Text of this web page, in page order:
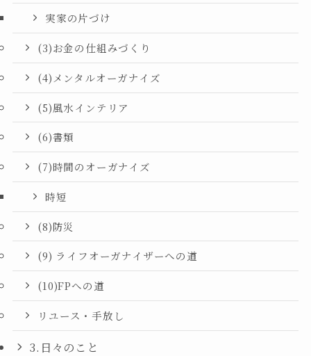
実家の片づけ
(3)お金の仕組みづくり
(4)メンタルオーガナイズ
(5)風水インテリア
(6)書類
(7)時間のオーガナイズ
時短
(8)防災
(9) ライフオーガナイザーへの道
(10)FPへの道
リユース・手放し
3.日々のこと